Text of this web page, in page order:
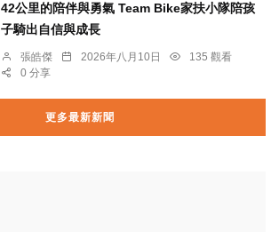
42公里的陪伴與勇氣 Team Bike家扶小隊陪孩
子騎出自信與成長
張皓傑 2026年八月10日
135 觀看
0 分享
更多最新新聞